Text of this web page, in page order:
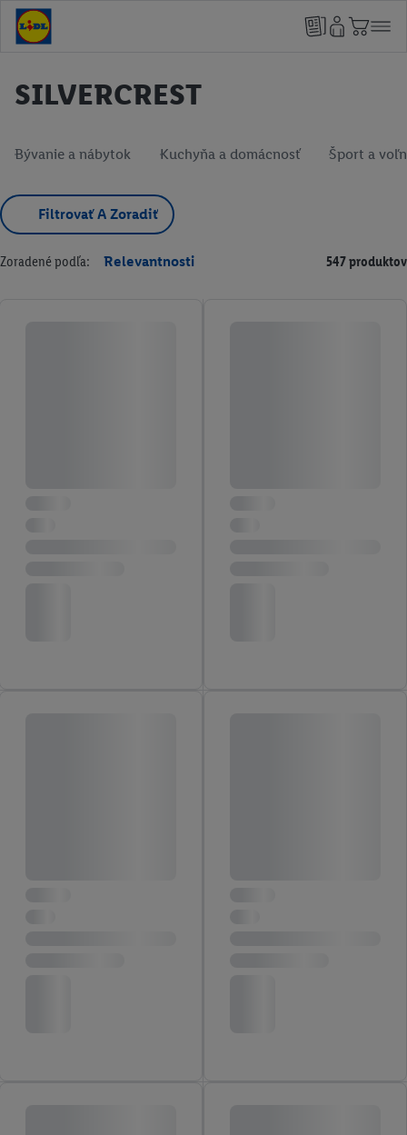
SILVERCREST
Bývanie a nábytok Kuchyňa a domácnosť Šport a
Filtrovať A Zoradiť
Zoradené podľa: Relevantnosti 547 produktov